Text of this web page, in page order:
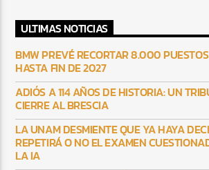
ULTIMAS NOTICIAS
BMW PREVÉ RECORTAR 8.000
HASTA FIN DE 2027
ADIÓS A 114 AÑOS DE HISTORIA: UN
CIERRE AL BRESCIA
LA UNAM DESMIENTE QUE YA HAYA
REPETIRÁ O NO EL EXAMEN
LA IA